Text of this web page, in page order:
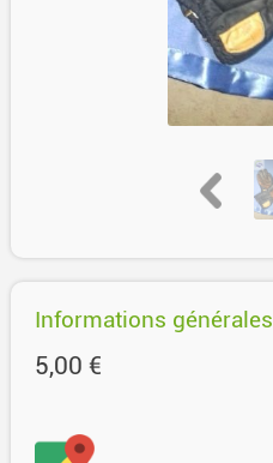
Informations générales
5,00 €